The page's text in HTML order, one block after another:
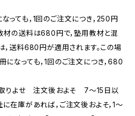
っても，1回のご注文につき，250円
材の送料は680円で，塾用教材と混
，送料680円が適用されます。この場
になっても，1回のご注文につき，680
取りよせ 注文後およそ 7〜15日以
に在庫があれば，ご注文後およそ，1〜